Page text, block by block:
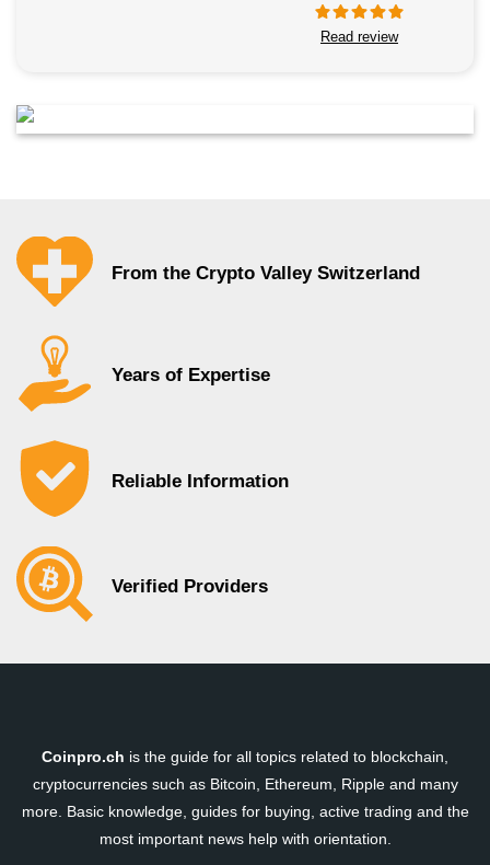
Read review
From the Crypto Valley Switzerland
Years of Expertise
Reliable Information
Verified Providers
Coinpro.ch is the guide for all topics related to blockchain,
cryptocurrencies such as Bitcoin, Ethereum, Ripple and many
more. Basic knowledge, guides for buying, active trading and the
most important news help with orientation.